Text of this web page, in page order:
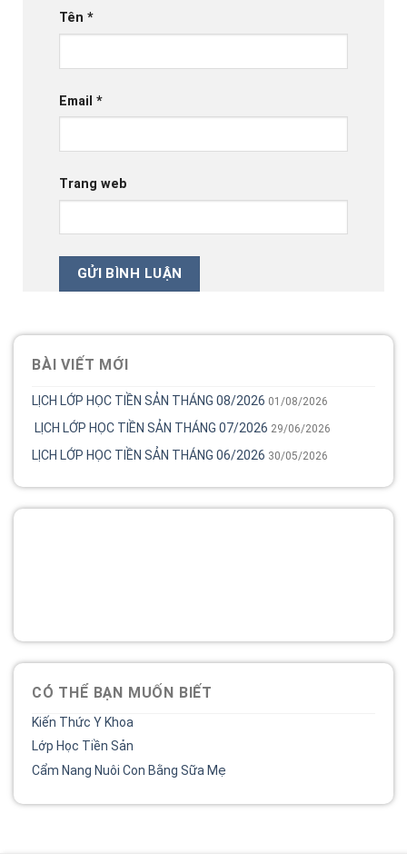
Tên *
Email *
Trang web
BÀI VIẾT MỚI
LỊCH LỚP HỌC TIỀN SẢN THÁNG 08/2026 01/08/2026
LỊCH LỚP HỌC TIỀN SẢN THÁNG 07/2026 29/06/2026
LỊCH LỚP HỌC TIỀN SẢN THÁNG 06/2026 30/05/2026
CÓ THỂ BẠN MUỐN BIẾT
Kiến Thức Y Khoa
Lớp Học Tiền Sản
Cẩm Nang Nuôi Con Bằng Sữa Mẹ